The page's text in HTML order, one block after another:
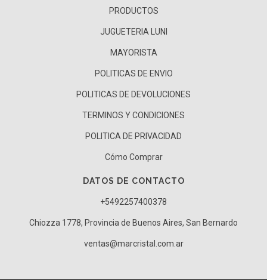
PRODUCTOS
JUGUETERIA LUNI
MAYORISTA
POLITICAS DE ENVIO
POLITICAS DE DEVOLUCIONES
TERMINOS Y CONDICIONES
POLITICA DE PRIVACIDAD
Cómo Comprar
DATOS DE CONTACTO
+5492257400378
Chiozza 1778, Provincia de Buenos Aires, San Bernardo
ventas@marcristal.com.ar